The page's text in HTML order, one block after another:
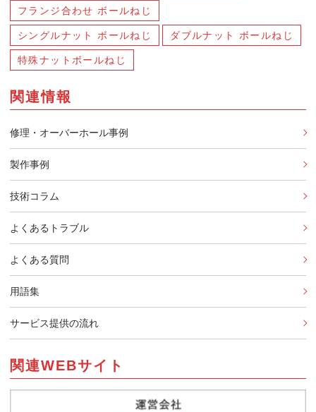
フランジ合わせ ボールねじ
シングルナット ボールねじ ダブルナット ボールねじ
特殊ナットボールねじ
関連情報
修理・オーバーホール事例
製作事例
技術コラム
よくあるトラブル
よくある質問
用語集
サービス提供の流れ
関連WEBサイト